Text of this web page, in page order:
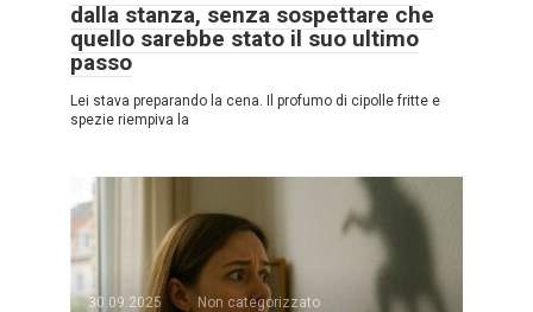
dalla stanza, senza sospettare che
quello sarebbe stato il suo ultimo
passo
Lei stava preparando la cena. Il profumo di cipolle fritte e
spezie riempiva la
30.09.2025
Non categorizzato